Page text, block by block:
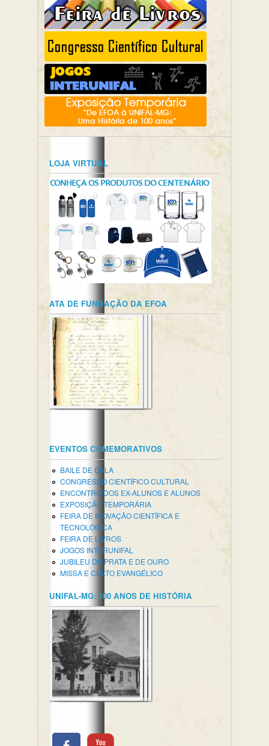
LOJA VIRTUAL
ATA DE FUNDAÇÃO DA EFOA
EVENTOS COMEMORATIVOS
BAILE DE GALA
CONGRESSO CIENTÍFICO CULTURAL
ENCONTRO DOS EX-ALUNOS E ALUNOS
EXPOSIÇÃO TEMPORÁRIA
FEIRA DE INOVAÇÃO CIENTÍFICA E
TECNOLÓGICA
FEIRA DE LIVROS
JOGOS INTERUNIFAL
JUBILEU DE PRATA E DE OURO
MISSA E CULTO EVANGÉLICO
UNIFAL-MG: 100 ANOS DE HISTÓRIA